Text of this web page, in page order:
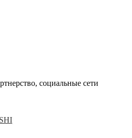
социальные сети